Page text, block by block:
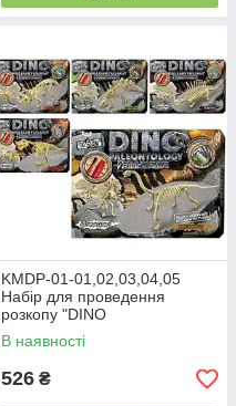
KMDP-01-01,02,03,04,05
Набір для проведення
розкопу "DINO
PALEONTOLOGY" (5),
В наявності
526 ₴